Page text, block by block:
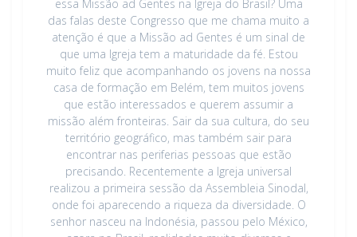
essa Missão ad Gentes na Igreja do Brasil? Uma
das falas deste Congresso que me chama muito a
atenção é que a Missão ad Gentes é um sinal de
que uma Igreja tem a maturidade da fé. Estou
muito feliz que acompanhando os jovens na nossa
casa de formação em Belém, tem muitos jovens
que estão interessados e querem assumir a
missão além fronteiras. Sair da sua cultura, do seu
território geográfico, mas também sair para
encontrar nas periferias pessoas que estão
precisando. Recentemente a Igreja universal
realizou a primeira sessão da Assembleia Sinodal,
onde foi aparecendo a riqueza da diversidade. O
senhor nasceu na Indonésia, passou pelo México,